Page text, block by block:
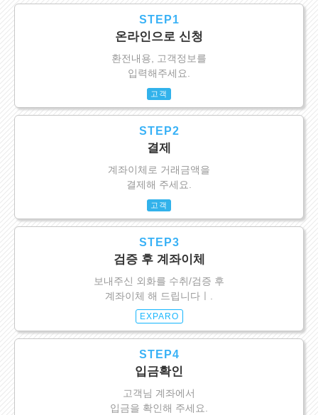
STEP1
온라인으로 신청
환전내용, 고객정보를
입력해주세요.
고객
STEP2
결제
계좌이체로 거래금액을
결제해 주세요.
고객
STEP3
검증 후 계좌이체
보내주신 외화를 수취/검증 후
계좌이체 해 드립니다ㅣ.
EXPARO
STEP4
입금확인
고객님 계좌에서
입금을 확인해 주세요.